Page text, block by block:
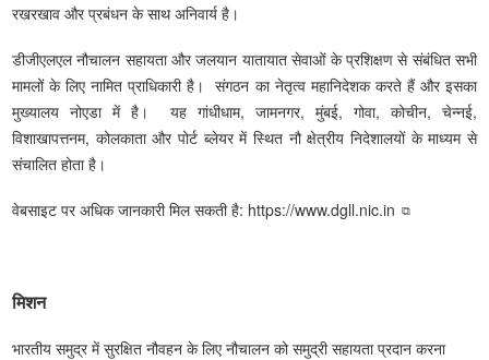
रखरखाव और प्रबंधन के साथ अनिवार्य है।
डीजीएलएल नौचालन सहायता और जलयान यातायात सेवाओं के प्रशिक्षण से संबंधित सभी
मामलों के लिए नामित प्राधिकारी है। संगठन का नेतृत्व महानिदेशक करते हैं और इसका
मुख्यालय नोएडा में है। यह गांधीधाम, जामनगर, मुंबई, गोवा, कोचीन, चेन्नई,
विशाखापत्तनम, कोलकाता और पोर्ट ब्लेयर में स्थित नौ क्षेत्रीय निदेशालयों के माध्यम से
संचालित होता है।
वेबसाइट पर अधिक जानकारी मिल सकती है: https://www.dgll.nic.in
मिशन
भारतीय समुद्र में सुरक्षित नौवहन के लिए नौचालन को समुद्री सहायता प्रदान करना